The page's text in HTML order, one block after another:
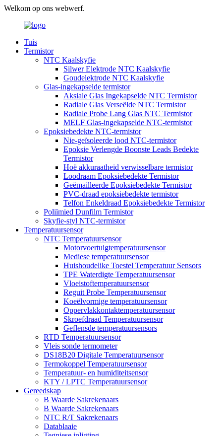
Welkom op ons webwerf.
Tuis
Termistor
NTC Kaalskyfie
Silwer Elektrode NTC Kaalskyfie
Goudelektrode NTC Kaalskyfie
Glas-ingekapselde termistor
Aksiale Glas Ingekapselde NTC Termistor
Radiale Glas Verseëlde NTC Termistor
Radiale Probe Lang Glas NTC Termistor
MELF Glas-ingekapselde NTC-termistor
Epoksiebedekte NTC-termistor
Nie-geïsoleerde lood NTC-termistor
Epoksie Verlengde Boonste Leads Bedekte
Termistor
Hoë akkuraatheid verwisselbare termistor
Loodraam Epoksiebedekte Termistor
Geëmailleerde Epoksiebedekte Termistor
PVC-draad epoksiebedekte termistor
Telfon Enkeldraad Epoksiebedekte Termistor
Poliïmied Dunfilm Termistor
Skyfie-styl NTC-termistor
Temperatuursensor
NTC Temperatuursensor
Motorvoertuigtemperatuursensor
Mediese temperatuursensor
Huishoudelike Toestel Temperatuur Sensors
TPE Waterdigte Temperatuursensor
Vloeistoftemperatuursensor
Reguit Probe Temperatuursensor
Koeëlvormige temperatuursensor
Oppervlakkontaktemperatuursensor
Skroefdraad Temperatuursensor
Geflensde temperatuursensors
RTD Temperatuursensor
Vleis sonde termometer
DS18B20 Digitale Temperatuursensor
Termokoppel Temperatuursensor
Temperatuur- en humiditeitsensor
KTY / LPTC Temperatuursensor
Gereedskap
B Waarde Sakrekenaars
B Waarde Sakrekenaars
NTC R/T Sakrekenaars
Datablaaie